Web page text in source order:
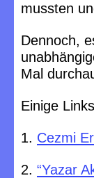
mussten
Dennoch,
Mal
Einige
1. Cezmi
2. “Yazar